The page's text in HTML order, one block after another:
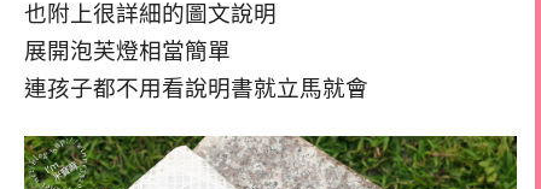
也附上很詳細的圖文說明
展開泡芙燈相當簡單
連孩子都不用看說明書就立馬就會